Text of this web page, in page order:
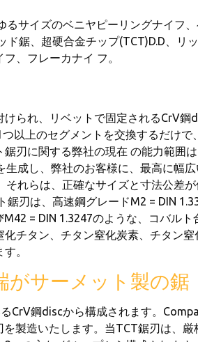
サイズのベニヤピーリングナイフ
鋸、超硬合金チップ(TCT)D.D、リ
、フレーカナイ フ。
られ、リベットで固定されるCrV鋼
以上のセグメントを交換するだけで
刃に関する弊社の現在 の能力範囲
成し、弊社のお客様に、最高に幅
れらは、正確なサイズと寸法公差
刃は、高速鋼グレードM2 = DIN
= DIN 1.3247のような、コバルト
チタン、チタン窒化炭素、チタン窒
。
がサーメット製の鋸
CrV鋼discから構成されます。
製造いたします。当TCT鋸刃は、厳